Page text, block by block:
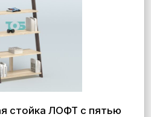
стойка ЛОФТ с пятью